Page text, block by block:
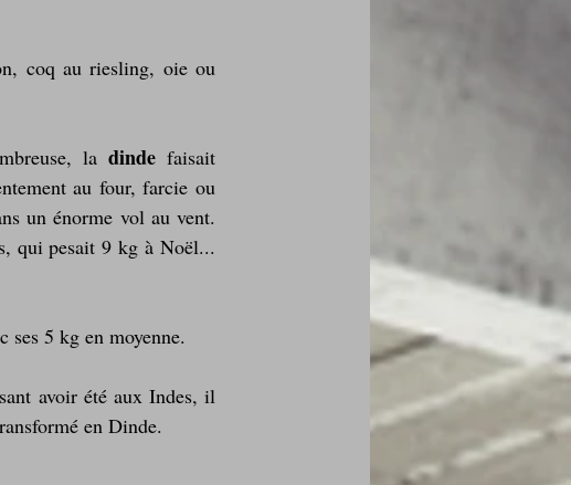
coq au riesling, oie ou
la dinde faisait
au four, farcie ou
un énorme vol au vent.
qui pesait 9 kg à Noël...
ses 5 kg en moyenne.
avoir été aux Indes, il
en Dinde.